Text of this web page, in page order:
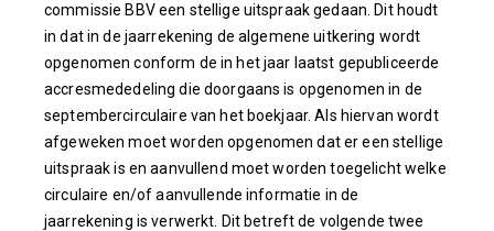
commissie BBV een stellige uitspraak gedaan. Dit houdt
in dat in de jaarrekening de algemene uitkering wordt
opgenomen conform de in het jaar laatst gepubliceerde
accresmededeling die doorgaans is opgenomen in de
septembercirculaire van het boekjaar. Als hiervan wordt
afgeweken moet worden opgenomen dat er een stellige
uitspraak is en aanvullend moet worden toegelicht welke
circulaire en/of aanvullende informatie in de
jaarrekening is verwerkt. Dit betreft de volgende twee